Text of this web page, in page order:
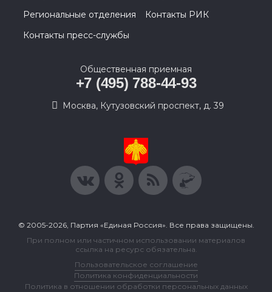
Региональные отделения
Контакты РИК
Контакты пресс-службы
Общественная приемная
+7 (495) 788-44-93
Москва, Кутузовский проспект, д. 39
© 2005-2026, Партия «Единая Россия». Все права защищены.
При полном или частичном использовании материалов
ссылка на ресурс обязательна.
Пользовательское соглашение
Политика конфиденциальности
Политика в отношении обработки персональных данных